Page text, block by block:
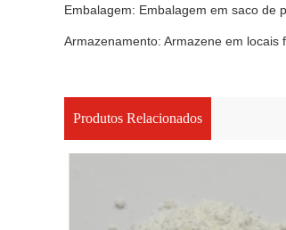
Embalagem: Embalagem em saco de
Armazenamento: Armazene em
Produtos Relacionados